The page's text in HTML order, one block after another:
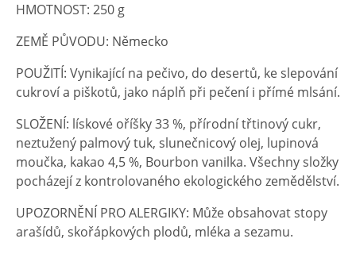
HMOTNOST: 250 g
ZEMĚ PŮVODU: Německo
POUŽITÍ: Vynikající na pečivo, do desertů, ke slepování
cukroví a piškotů, jako náplň při pečení i přímé mlsání.
SLOŽENÍ: lískové oříšky 33 %, přírodní třtinový cukr,
neztužený palmový tuk, slunečnicový olej, lupinová
moučka, kakao 4,5 %, Bourbon vanilka. Všechny složky
pocházejí z kontrolovaného ekologického zemědělství.
UPOZORNĚNÍ PRO ALERGIKY: Může obsahovat stopy
arašídů, skořápkových plodů, mléka a sezamu.